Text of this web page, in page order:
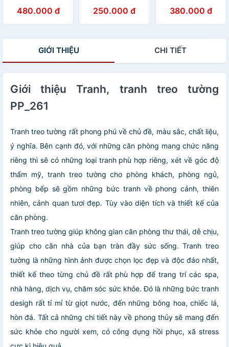
2 trang trí phòng
thờ kèm đinh treo
480.000 đ
tráng gương hoa
mẫu đơn trang trí
250.000 đ
phòng khách
phòng thờ hình
380.000 đ
GIỚI THIỆU CHI TIẾT
Giới thiệu Tranh, tranh treo tường
PP_261
Tranh treo tường rất phong phú về chủ đề, màu sắc, chất liệu,
ý nghĩa. Bên cạnh đó, với những căn phòng mang chức năng
riêng thì sẽ có những loại tranh phù hợp riêng, xét về góc độ
thẩm mỹ, tranh treo tường cho phòng khách, phòng ngủ,
phòng bếp sẽ gồm những bức tranh về phong cảnh, thiên
nhiên, cảnh quan tươi đẹp. Tùy vào diện tích và thiết kế của
căn phòng.
Tranh treo tường giúp không gian căn phòng thư thái, dễ chịu,
giúp cho căn nhà của bạn tràn đầy sức sống. Tranh treo
tường là những hình ảnh được chọn lọc đẹp và độc đáo nhất,
thiết kế theo từng chủ đề rất phù hợp để trang trí các spa,
nhà hàng, dịch vụ, chăm sóc sức khỏe. Đó là những bức tranh
desigh rất tỉ mỉ từ giọt nước, đến những bông hoa, chiếc lá,
hòn đá. Tất cả những chi tiết này về phong thủy sẽ mang đến
sức khỏe cho người xem, có công dụng hồi phục, xã stress